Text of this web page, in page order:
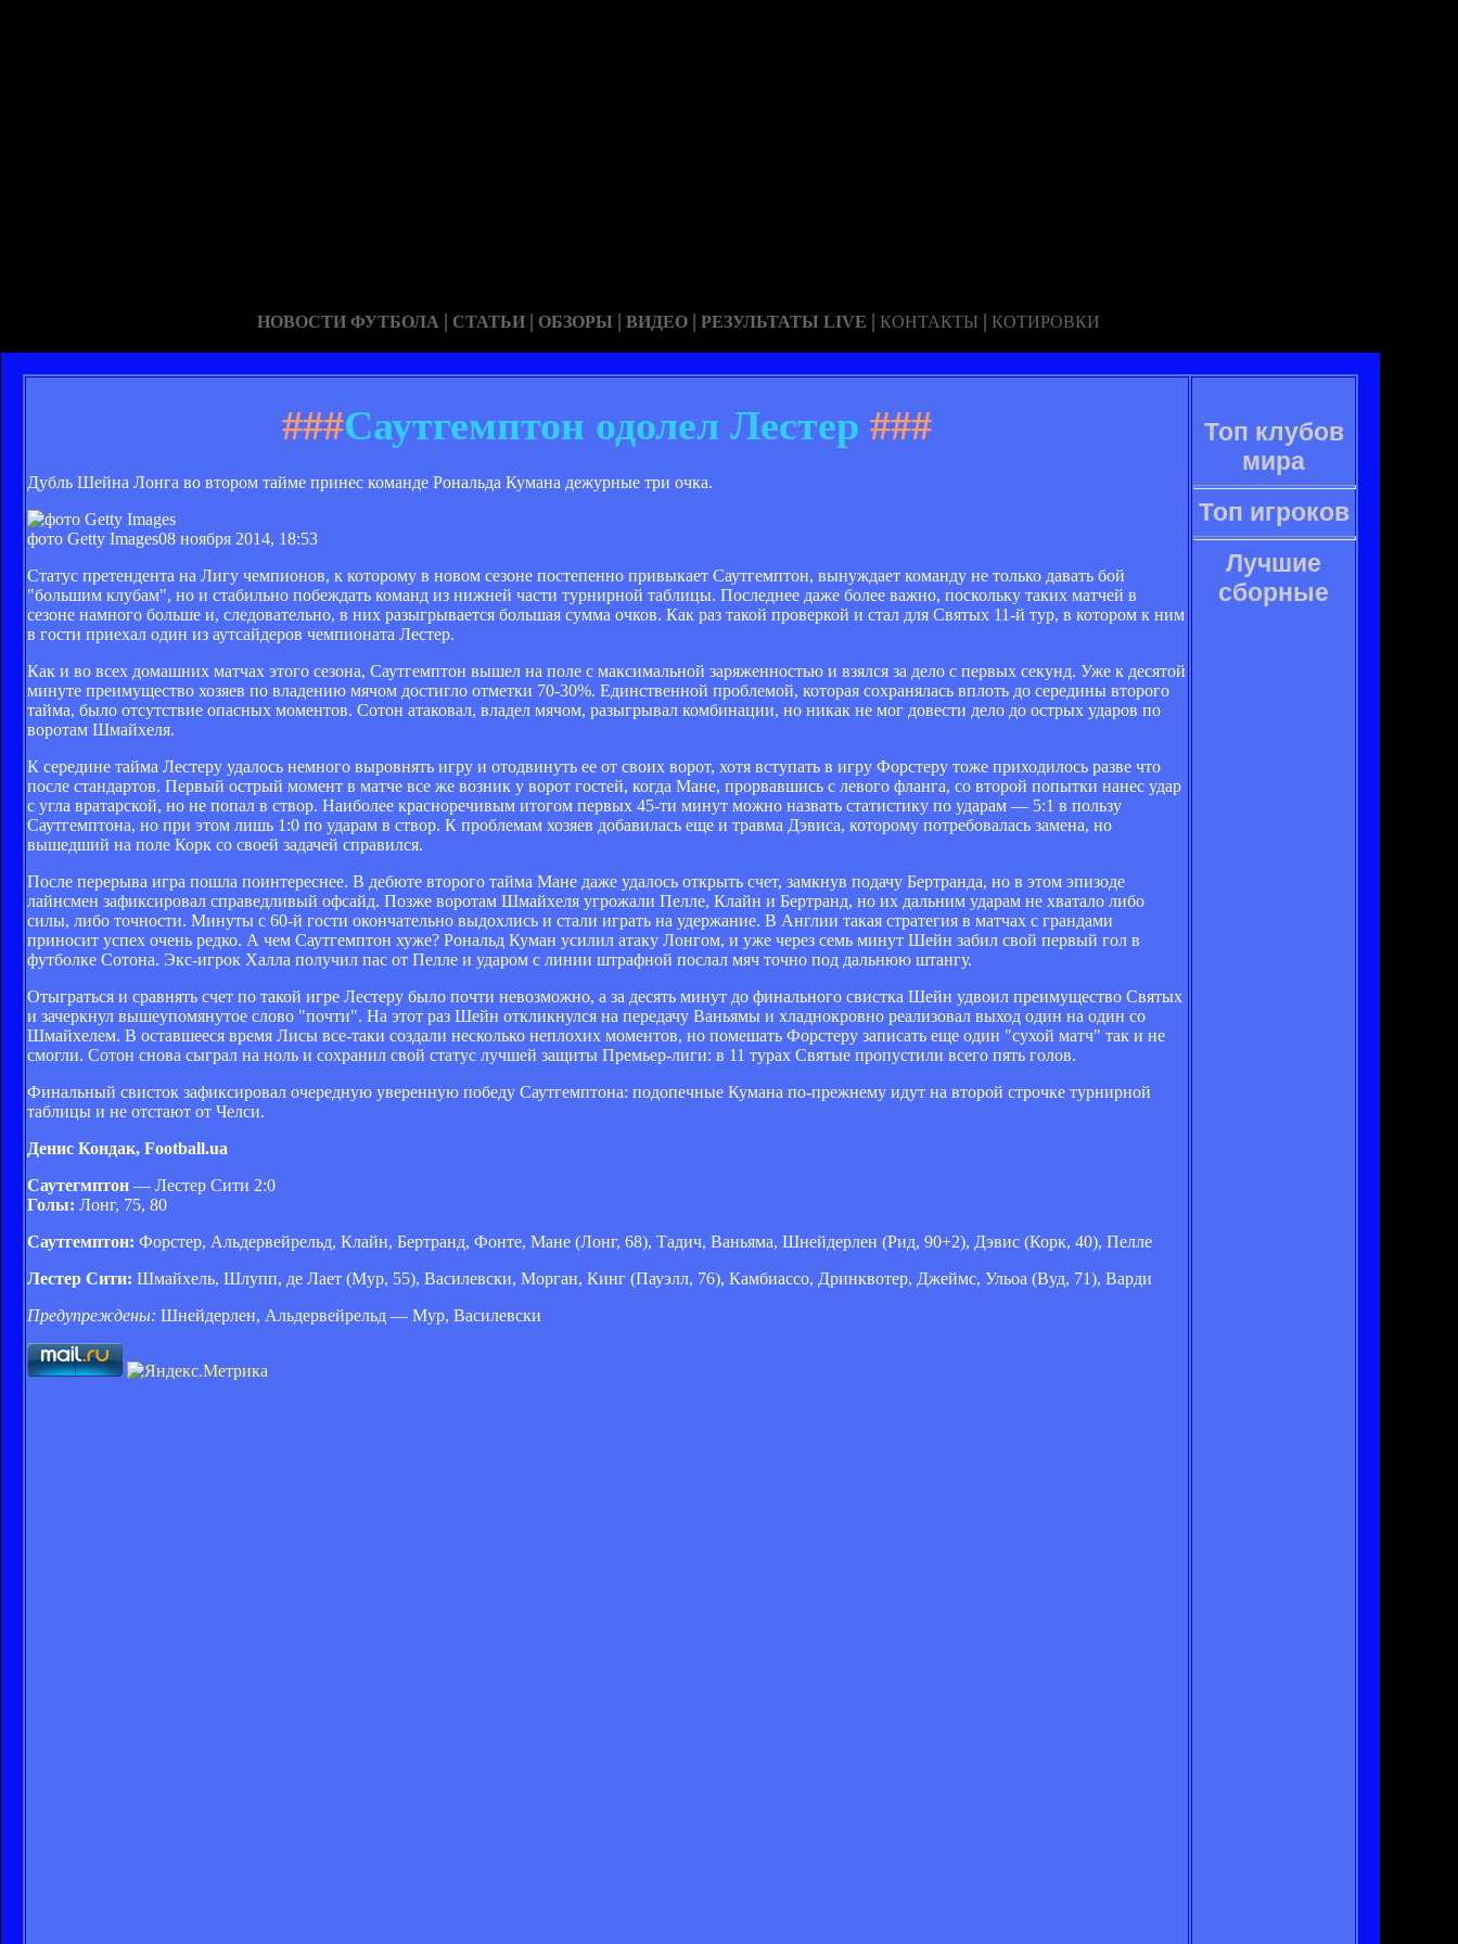
НОВОСТИ ФУТБОЛА | СТАТЬИ | ОБЗОРЫ | ВИДЕО | РЕЗУЛЬТАТЫ LIVE | КОНТАКТЫ | КОТИРОВКИ
###Саутгемптон одолел Лестер ###
Дубль Шейна Лонга во втором тайме принес команде Рональда Кумана дежурные три очка.
фото Getty Images08 ноября 2014, 18:53
Статус претендента на Лигу чемпионов, к которому в новом сезоне постепенно привыкает Саутгемптон, вынуждает команду не только давать бой
"большим клубам", но и стабильно побеждать команд из нижней части турнирной таблицы. Последнее даже более важно, поскольку таких матчей в
сезоне намного больше и, следовательно, в них разыгрывается большая сумма очков. Как раз такой проверкой и стал для Святых 11-й тур, в котором к ним
в гости приехал один из аутсайдеров чемпионата Лестер.
Как и во всех домашних матчах этого сезона, Саутгемптон вышел на поле с максимальной заряженностью и взялся за дело с первых секунд. Уже к десятой
минуте преимущество хозяев по владению мячом достигло отметки 70-30%. Единственной проблемой, которая сохранялась вплоть до середины второго
тайма, было отсутствие опасных моментов. Сотон атаковал, владел мячом, разыгрывал комбинации, но никак не мог довести дело до острых ударов по
воротам Шмайхеля.
К середине тайма Лестеру удалось немного выровнять игру и отодвинуть ее от своих ворот, хотя вступать в игру Форстеру тоже приходилось разве что
после стандартов. Первый острый момент в матче все же возник у ворот гостей, когда Мане, прорвавшись с левого фланга, со второй попытки нанес удар
с угла вратарской, но не попал в створ. Наиболее красноречивым итогом первых 45-ти минут можно назвать статистику по ударам — 5:1 в пользу
Саутгемптона, но при этом лишь 1:0 по ударам в створ. К проблемам хозяев добавилась еще и травма Дэвиса, которому потребовалась замена, но
вышедший на поле Корк со своей задачей справился.
После перерыва игра пошла поинтереснее. В дебюте второго тайма Мане даже удалось открыть счет, замкнув подачу Бертранда, но в этом эпизоде
лайнсмен зафиксировал справедливый офсайд. Позже воротам Шмайхеля угрожали Пелле, Клайн и Бертранд, но их дальним ударам не хватало либо
силы, либо точности. Минуты с 60-й гости окончательно выдохлись и стали играть на удержание. В Англии такая стратегия в матчах с грандами
приносит успех очень редко. А чем Саутгемптон хуже? Рональд Куман усилил атаку Лонгом, и уже через семь минут Шейн забил свой первый гол в
футболке Сотона. Экс-игрок Халла получил пас от Пелле и ударом с линии штрафной послал мяч точно под дальнюю штангу.
Отыграться и сравнять счет по такой игре Лестеру было почти невозможно, а за десять минут до финального свистка Шейн удвоил преимущество Святых
и зачеркнул вышеупомянутое слово "почти". На этот раз Шейн откликнулся на передачу Ваньямы и хладнокровно реализовал выход один на один со
Шмайхелем. В оставшееся время Лисы все-таки создали несколько неплохих моментов, но помешать Форстеру записать еще один "сухой матч" так и не
смогли. Сотон снова сыграл на ноль и сохранил свой статус лучшей защиты Премьер-лиги: в 11 турах Святые пропустили всего пять голов.
Финальный свисток зафиксировал очередную уверенную победу Саутгемптона: подопечные Кумана по-прежнему идут на второй строчке турнирной
таблицы и не отстают от Челси.
Денис Кондак, Football.ua
Саутегмптон — Лестер Сити 2:0
Голы: Лонг, 75, 80
Саутгемптон: Форстер, Альдервейрельд, Клайн, Бертранд, Фонте, Мане (Лонг, 68), Тадич, Ваньяма, Шнейдерлен (Рид, 90+2), Дэвис (Корк, 40), Пелле
Лестер Сити: Шмайхель, Шлупп, де Лает (Мур, 55), Василевски, Морган, Кинг (Пауэлл, 76), Камбиассо, Дринквотер, Джеймс, Ульоа (Вуд, 71), Варди
Предупреждены: Шнейдерлен, Альдервейрельд — Мур, Василевски
Топ клубов
мира
Топ игроков
Лучшие
сборные